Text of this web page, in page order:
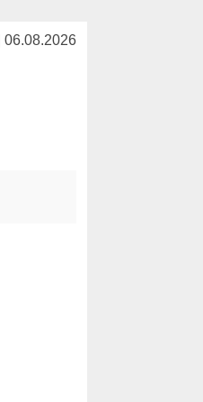
| 06.08.2026